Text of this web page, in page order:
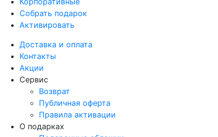
Собрать подарок
Активировать
Доставка и оплата
Контакты
Акции
Сервис
Возврат
Публичная оферта
Правила активации
О подарках